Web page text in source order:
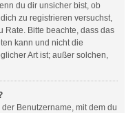
du dir unsicher bist, ob
zu registrieren versuchst,
Rate. Bitte beachte, dass das
kann und nicht die
Art ist; außer solchen,
Benutzername, mit dem du